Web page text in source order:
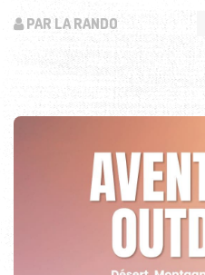
PAR LA RANDO